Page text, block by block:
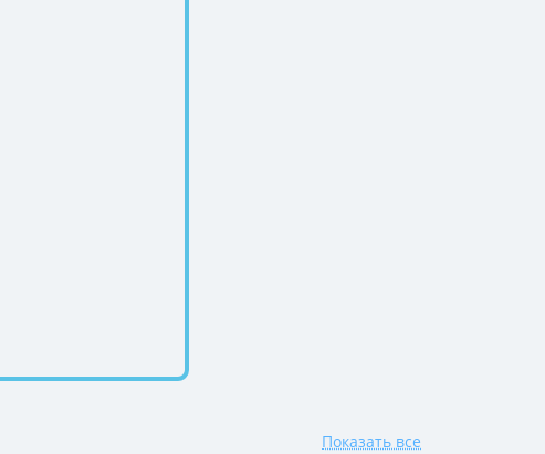
Показать все